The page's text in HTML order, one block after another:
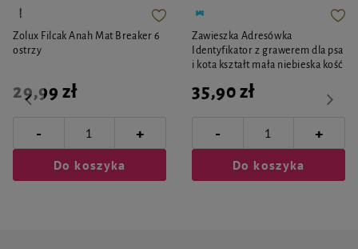
Zolux Filcak Anah Mat Breaker 6
ostrzy
29,99 zł
- +
Do koszyka
Zawieszka Adresówka
Identyfikator z grawerem dla psa
i kota kształt mała niebieska kość
35,90 zł
- +
Do koszyka